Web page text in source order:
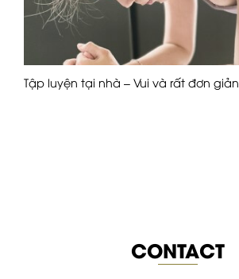
Tập luyện tại nhà – Vui và rất đơn giản
CONTACT